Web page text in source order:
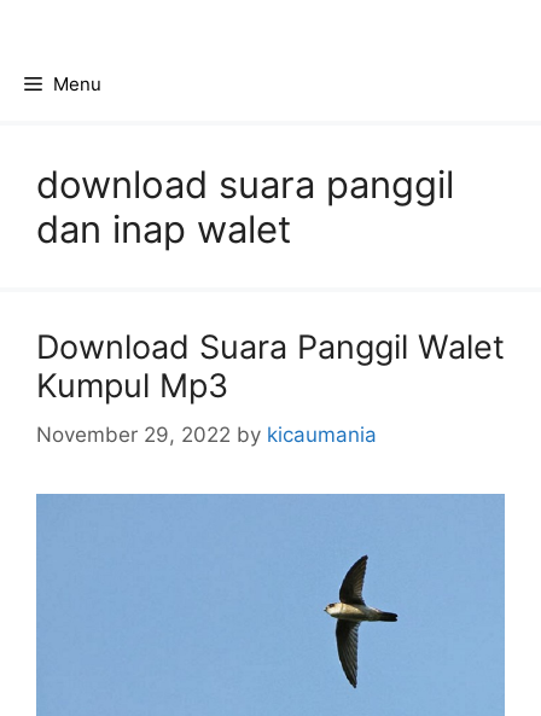
contentMenu
download suara panggil
dan inap walet
Download Suara Panggil Walet
Kumpul Mp3
November 29, 2022 by kicaumania